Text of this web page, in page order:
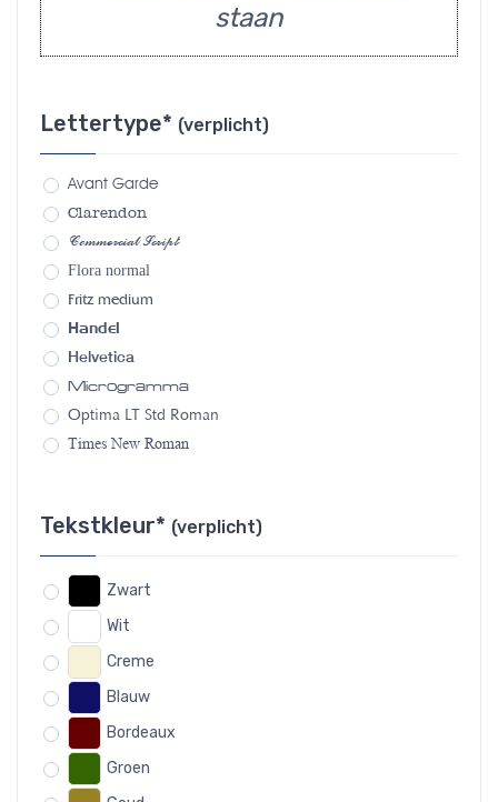
staan
Lettertype* (verplicht)
Avant Garde
Clarendon
Commercial Script
Flora normal
Fritz medium
Handel
Helvetica
Microgramma
Optima LT Std Roman
Times New Roman
Tekstkleur* (verplicht)
Zwart
Wit
Creme
Blauw
Bordeaux
Groen